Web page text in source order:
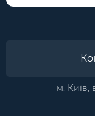
м. Київ,